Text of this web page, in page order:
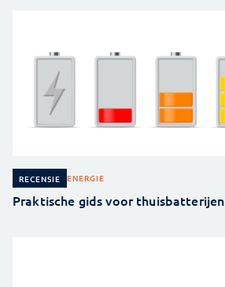
RECENSIE ENERGIE
Praktische gids voor thuisbatterijen